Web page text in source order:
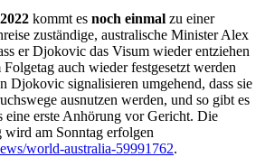
kommt es noch einmal zu einer
zuständige, australische Minister Alex
er Djokovic das Visum wieder entziehen
auch wieder festgesetzt werden
Djokovic signalisieren umgehend, dass sie
ausnutzen werden, und so gibt es
eine erste Anhörung vor Gericht. Die
wird am Sonntag erfolgen
world-australia-59991762.